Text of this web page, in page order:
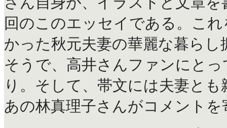
回のこのエッセイである。こ
かった秋元夫妻の華麗な暮ら
そうで、高井さんファンにと
り。そして、帯文には夫妻と
あの林真理子さんがコメント